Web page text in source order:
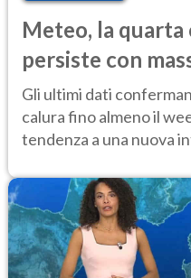
Meteo, la quarta
persiste con
elevate
Gli ultimi dati
calura fino almeno il
tendenza a una nuova